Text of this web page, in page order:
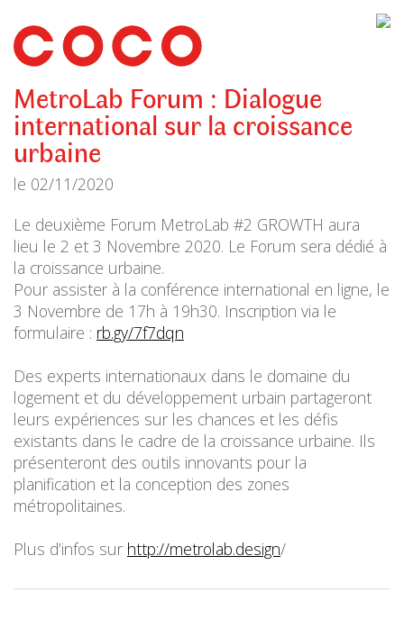
CoCo
Architecture
architecture,
urbanisme,
etc.
MetroLab Forum : Dialogue
international sur la croissance
urbaine
le 02/11/2020
Le deuxième Forum MetroLab #2 GROWTH aura
lieu le 2 et 3 Novembre 2020. Le Forum sera dédié à
la croissance urbaine.
Pour assister à la conférence international en ligne, le
3 Novembre de 17h à 19h30. Inscription via le
formulaire : rb.gy/7f7dqn
Des experts internationaux dans le domaine du
logement et du développement urbain partageront
leurs expériences sur les chances et les défis
existants dans le cadre de la croissance urbaine. Ils
présenteront des outils innovants pour la
planification et la conception des zones
métropolitaines.
Plus d’infos sur http://metrolab.design/